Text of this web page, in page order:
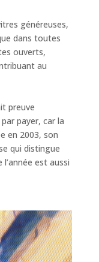
généreuses,
dans toutes
ouverts,
au
preuve
payer, car la
en 2003, son
qui distingue
est aussi